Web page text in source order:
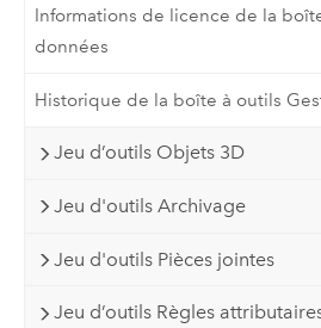
Informations de licence de la
données
Historique de la boîte à outils
Jeu d’outils Objets 3D
Jeu d'outils Archivage
Jeu d'outils Pièces jointes
Jeu d’outils Règles